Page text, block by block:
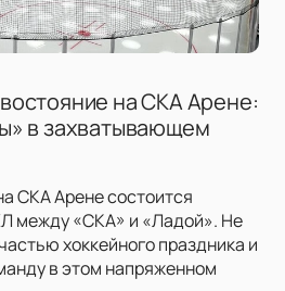
на СКА Арене:
в захватывающем
СКА Арене состоится
между «СКА» и «Ладой». Не
хоккейного праздника и
в этом напряженном